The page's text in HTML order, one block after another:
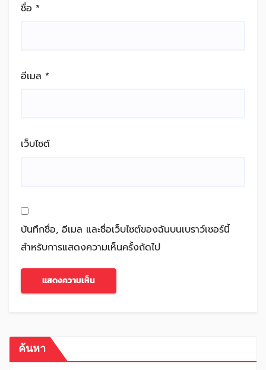
ชื่อ *
อีเมล *
เว็บไซต์
บันทึกชื่อ, อีเมล และชื่อเว็บไซต์ของฉันบนเบราว์เซอร์นี้
สำหรับการแสดงความเห็นครั้งถัดไป
ค้นหา